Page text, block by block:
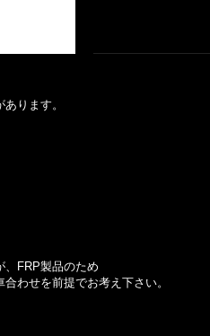
ります。
、FRP製品のため
わせを前提でお考え下さい。